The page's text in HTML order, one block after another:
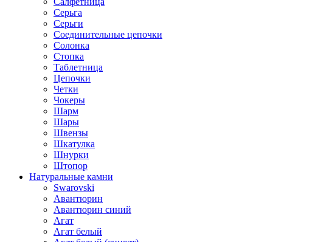
Серьга
Серьги
Соединительные цепочки
Солонка
Стопка
Таблетница
Цепочки
Четки
Чокеры
Шарм
Шары
Швензы
Шкатулка
Шнурки
Штопор
Натуральные камни
Swarovski
Авантюрин
Авантюрин синий
Агат
Агат белый